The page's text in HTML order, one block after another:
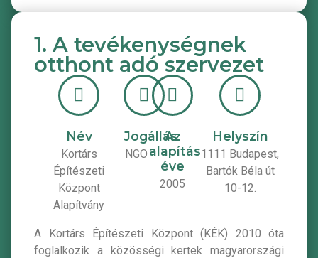
1. A tevékenységnek
otthont adó szervezet
Név
Kortárs
Építészeti
Központ
Alapítvány
Jogállás
NGO
Az
alapítás
éve
2005
Helyszín
1111 Budapest,
Bartók Béla út
10-12.
A Kortárs Építészeti Központ (KÉK) 2010 óta
foglalkozik a közösségi kertek magyarországi